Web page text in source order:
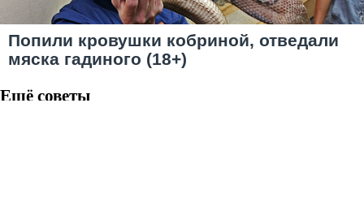
Попили кровушки кобриной, отведали
мяска гадиного (18+)
Ещё советы